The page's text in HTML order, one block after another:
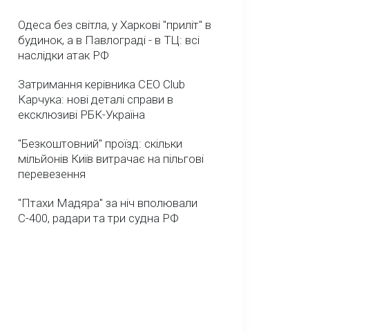
Одеса без світла, у Харкові "приліт" в
будинок, а в Павлограді - в ТЦ: всі
наслідки атак РФ
Затримання керівника CEO Club
Карчука: нові деталі справи в
ексклюзиві РБК-Україна
"Безкоштовний" проїзд: скільки
мільйонів Київ витрачає на пільгові
перевезення
"Птахи Мадяра" за ніч вполювали
С-400, радари та три судна РФ